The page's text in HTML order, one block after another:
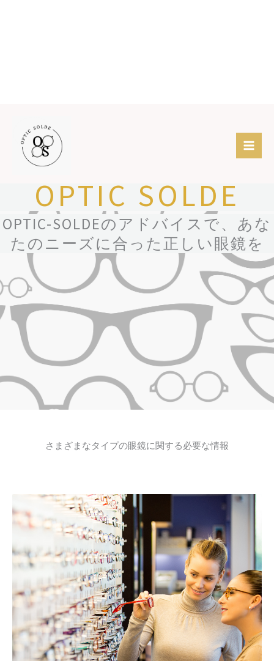
OPTIC SOLDE
OPTIC-SOLDEのアドバイスで、あな
たのニーズに合った正しい眼鏡を
さまざまなタイプの眼鏡に関する必要な情報